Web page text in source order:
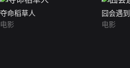
夺命稻草人
电影
囧会遇
电影